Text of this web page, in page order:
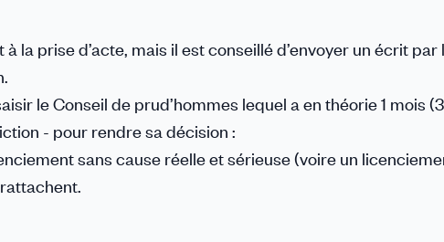
la prise d’acte, mais il est conseillé d’envoyer un écrit
le Conseil de prud’hommes lequel a en théorie 1 mois
- pour rendre sa décision :
sans cause réelle et sérieuse (voire un